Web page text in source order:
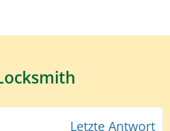
Letzte Antwort